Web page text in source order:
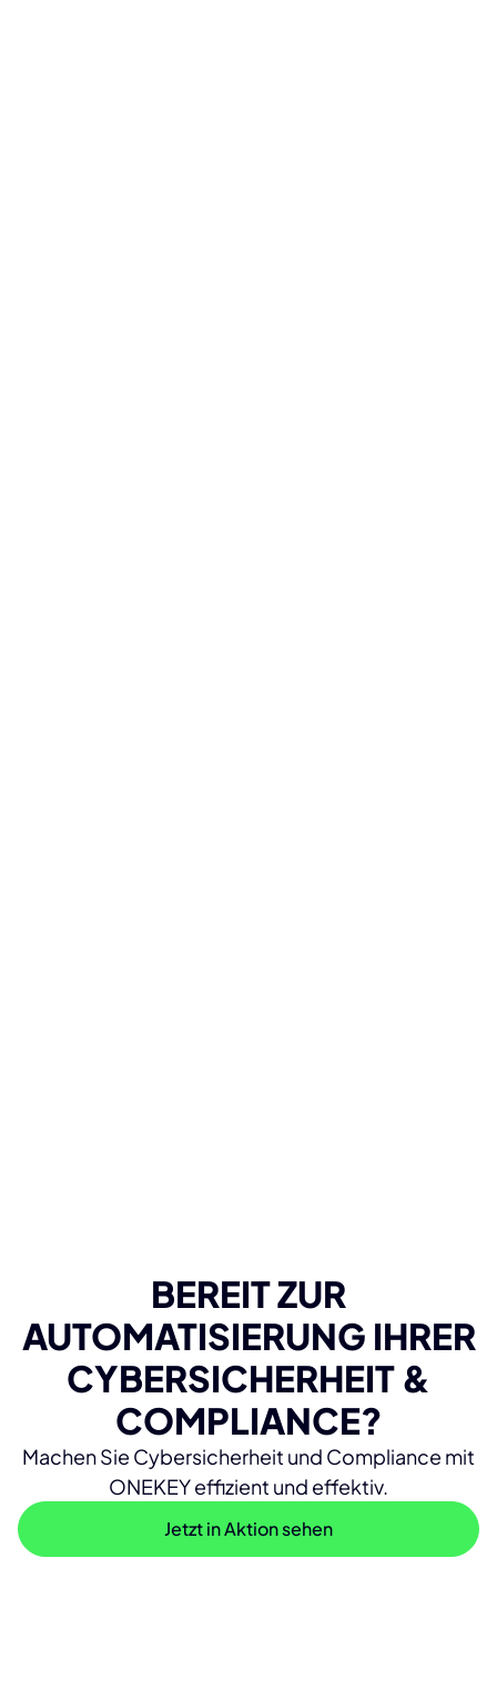
BEREIT ZUR
AUTOMATISIERUNG IHRER
CYBERSICHERHEIT &
COMPLIANCE?
Machen Sie Cybersicherheit und Compliance mit
ONEKEY effizient und effektiv.
Jetzt in Aktion sehen